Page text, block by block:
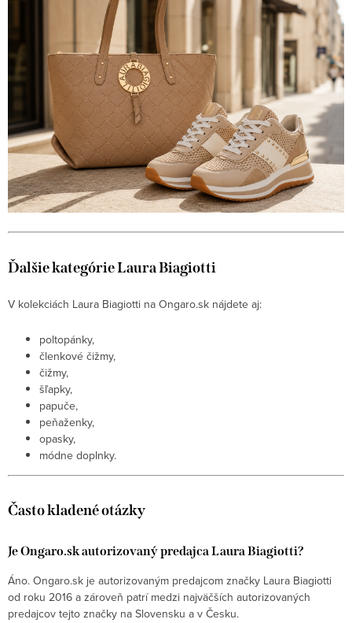
Ďalšie kategórie Laura Biagiotti
V kolekciách Laura Biagiotti na Ongaro.sk nájdete aj:
poltopánky,
členkové čižmy,
čižmy,
šľapky,
papuče,
peňaženky,
opasky,
módne doplnky.
Často kladené otázky
Je Ongaro.sk autorizovaný predajca Laura Biagiotti?
Áno. Ongaro.sk je autorizovaným predajcom značky Laura Biagiotti
od roku 2016 a zároveň patrí medzi najväčších autorizovaných
predajcov tejto značky na Slovensku a v Česku.